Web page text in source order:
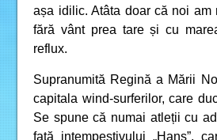
așa idilic. Atâta doar că noi am
fără vânt prea tare și cu
reflux.
Supranumită Regină a Mării
capitala wind-surferilor, care
Se spune că numai atleții cu
față intempestivului „Hans”,